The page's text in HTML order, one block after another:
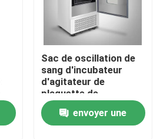
Sac de oscillation de
sang d'incubateur
d'agitateur de
plaquette de
Haematoblast
secouant l'incubateur
envoyer une